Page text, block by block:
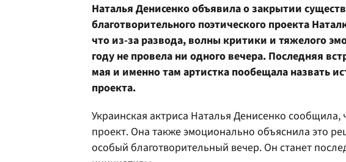
Наталья Денисенко объявила о закрытии
благотворительного поэтического проекта
что из-за развода, волны критики и тяжелого
году не провела ни одного вечера. Последняя
мая и именно там артистка пообещала назвать
проекта.
Украинская актриса Наталья Денисенко сообщила,
проект. Она также эмоционально объяснила это
особый благотворительный вечер. Он станет